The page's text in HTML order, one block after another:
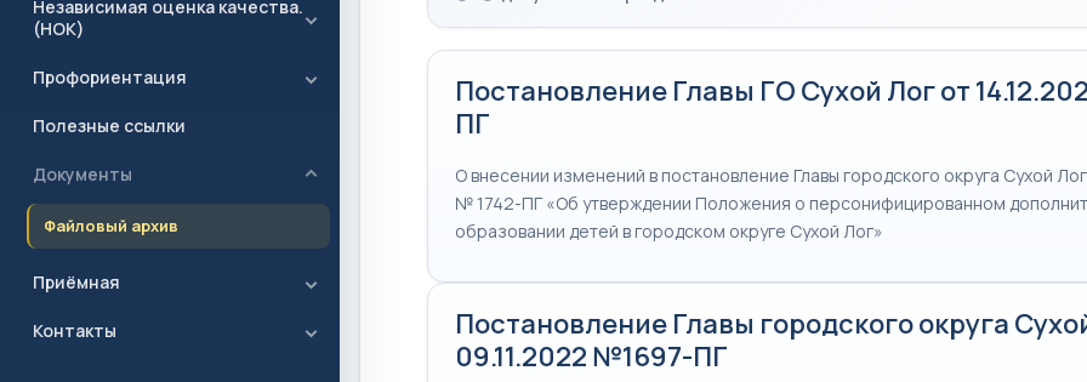
Независимая оценка качества.
(НОК)
Профориентация
Полезные ссылки
Документы
Файловый архив
Приёмная
Контакты
Постановление Главы ГО Сухой Лог от
ПГ
О внесении изменений в постановление Главы городского округа Сухой
№ 1742-ПГ «Об утверждении Положения о персонифицированном
образовании детей в городском округе Сухой Лог»
Постановление Главы городского округа
09.11.2022 №1697-ПГ